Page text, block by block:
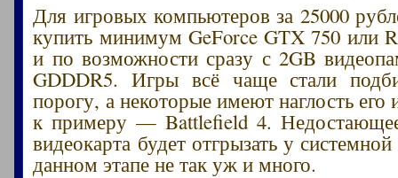
Для игровых компьютеров за 25000
купить минимум GeForce GTX 750 или
и по возможности сразу с 2GB
GDDDR5. Игры всё чаще стали
порогу, а некоторые имеют наглость его
к примеру — Battlefield 4.
видеокарта будет отгрызать у
данном этапе не так уж и много.